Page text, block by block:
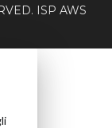
ISP AWS